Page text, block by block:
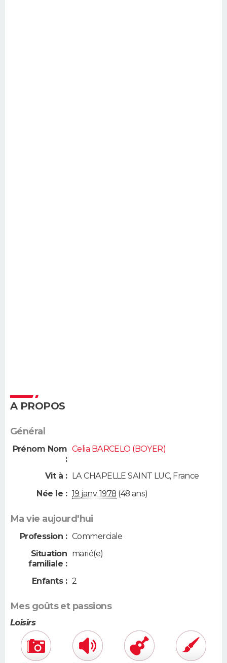
A PROPOS
Général
Prénom Nom
:
Celia BARCELO (BOYER)
Vit à : LA CHAPELLE SAINT LUC, France
Née le : 19 janv. 1978 (48 ans)
Ma vie aujourd'hui
Profession : Commerciale
Situation
familiale :
marié(e)
Enfants : 2
Mes goûts et passions
Loisirs